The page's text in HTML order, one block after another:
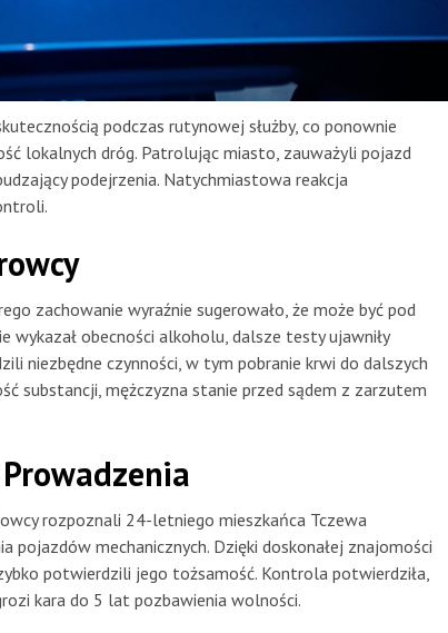
podczas rutynowej służby, co ponownie
lokalnych dróg. Patrolując miasto, zauważyli pojazd
podejrzenia. Natychmiastowa reakcja
zachowanie wyraźnie sugerowało, że może być pod
wykazał obecności alkoholu, dalsze testy ujawniły
niezbędne czynności, w tym pobranie krwi do dalszych
substancji, mężczyzna stanie przed sądem z zarzutem
rozpoznali 24-letniego mieszkańca Tczewa
pojazdów mechanicznych. Dzięki doskonałej znajomości
potwierdzili jego tożsamość. Kontrola potwierdziła,
kara do 5 lat pozbawienia wolności.